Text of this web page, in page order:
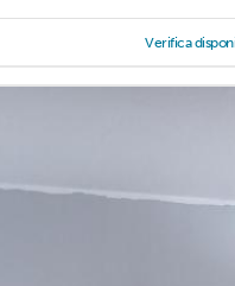
Verifica